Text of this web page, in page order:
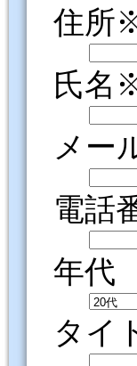
住所
氏名
メー
電話
年代
タイ